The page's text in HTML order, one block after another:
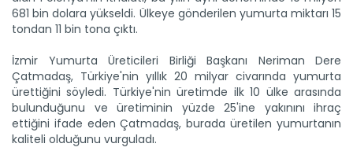
681 bin dolara yükseldi. Ülkeye gönderilen yumurta miktarı 15
tondan 11 bin tona çıktı.
İzmir Yumurta Üreticileri Birliği Başkanı Neriman Dere
Çatmadaş, Türkiye'nin yıllık 20 milyar civarında yumurta
ürettiğini söyledi. Türkiye'nin üretimde ilk 10 ülke arasında
bulunduğunu ve üretiminin yüzde 25'ine yakınını ihraç
ettiğini ifade eden Çatmadaş, burada üretilen yumurtanın
kaliteli olduğunu vurguladı.